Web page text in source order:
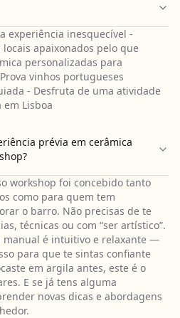
experiência inesquecível -
apaixonados pelo que
personalizadas para
vinhos portugueses
- Desfruta de uma atividade
Lisboa
prévia em cerâmica
workshop foi concebido tanto
como para quem tem
o barro. Não precisas de te
técnicas ou com “ser artístico”.
manual é intuitivo e relaxante —
para que te sintas confiante
em argila antes, este é o
E se já tens alguma
novas dicas e abordagens